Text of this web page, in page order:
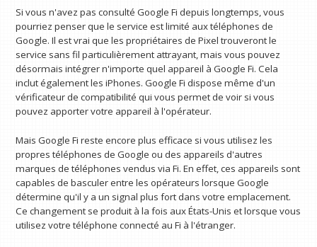
Si vous n'avez pas consulté Google Fi depuis longtemps, vous
pourriez penser que le service est limité aux téléphones de
Google. Il est vrai que les propriétaires de Pixel trouveront le
service sans fil particulièrement attrayant, mais vous pouvez
désormais intégrer n'importe quel appareil à Google Fi. Cela
inclut également les iPhones. Google Fi dispose même d'un
vérificateur de compatibilité qui vous permet de voir si vous
pouvez apporter votre appareil à l'opérateur.
Mais Google Fi reste encore plus efficace si vous utilisez les
propres téléphones de Google ou des appareils d'autres
marques de téléphones vendus via Fi. En effet, ces appareils sont
capables de basculer entre les opérateurs lorsque Google
détermine qu'il y a un signal plus fort dans votre emplacement.
Ce changement se produit à la fois aux États-Unis et lorsque vous
utilisez votre téléphone connecté au Fi à l'étranger.